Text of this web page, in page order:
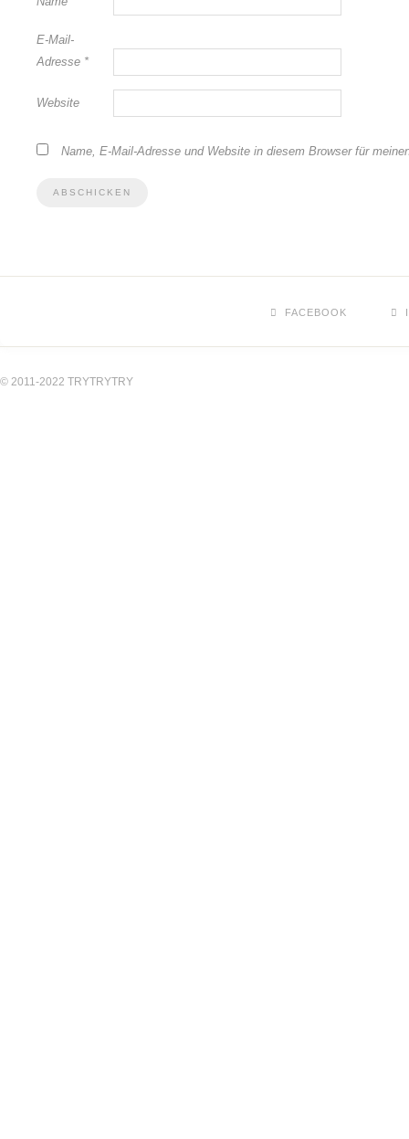
E-Mail-
Adresse *
Website
Name, E-Mail-Adresse und Website in diesem Browser für
FACEBOOK
© 2011-2022 TRYTRYTRY